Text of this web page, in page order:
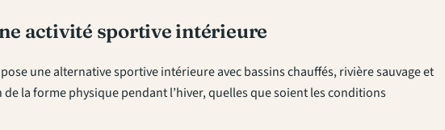
activité sportive intérieure
une alternative sportive intérieure avec bassins chauffés, rivière sauvage et
la forme physique pendant l’hiver, quelles que soient les conditions